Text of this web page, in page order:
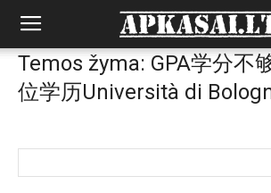
Temos žyma: GPA学分不
位学历Università di